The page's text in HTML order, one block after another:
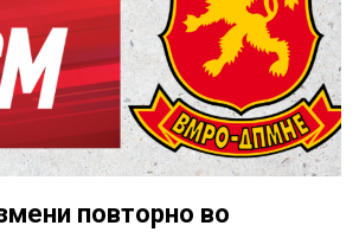
повторно во